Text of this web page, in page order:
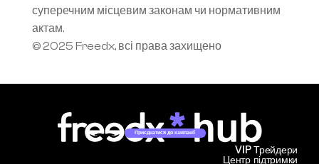
суперечним місцевим законам чи нормативним
актам.
© 2025 Freedx, всі права захищено
Приєднатися до кампанії
Центр підтримки
VIP Трейдери